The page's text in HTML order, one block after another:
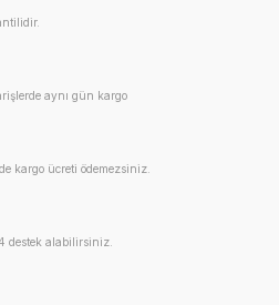
aynı gün kargo
kargo ücreti ödemezsiniz.
destek alabilirsiniz.